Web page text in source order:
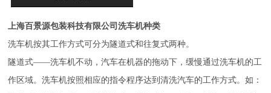
上海百景源包装科技有限公司洗车机种类
洗车机按其工作方式可分为隧道式和往复式两种。
隧道式——洗车机不动，汽车在机器的拖动下，缓慢通过洗车机的工
作区域。洗车机按照相应的指令程序达到清洗汽车的工作方式。如：